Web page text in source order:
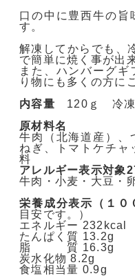
口の中に豊西牛の旨
す。
解凍してからでも、
で簡単に焼く事が出
また、ハンバーグ
り物にも多くの方に
内容量 120ｇ 冷凍
原材料名
牛肉（北海道産）、
ねぎ、トマトケチャ
料
アレルギー表示対象
牛肉・小麦・大豆・
栄養成分表示（１０
目安です。）
エネルギー 232kcal
たんぱく質 13.2g
脂 質 16.3g
炭水化物 8.2g
食塩相当量 0.9g